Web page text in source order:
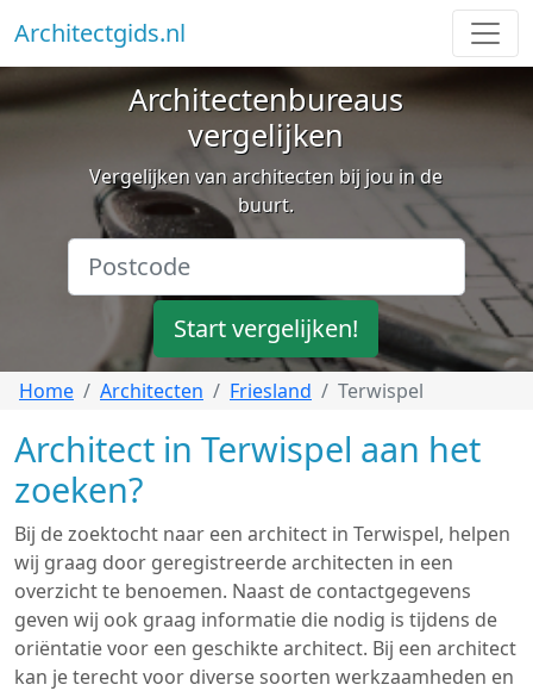
Architectgids.nl
Architectenbureaus
vergelijken
Vergelijken van architecten bij jou in de
buurt.
Start vergelijken!
Home Architecten Friesland Terwispel
Architect in Terwispel aan het
zoeken?
Bij de zoektocht naar een architect in Terwispel, helpen
wij graag door geregistreerde architecten in een
overzicht te benoemen. Naast de contactgegevens
geven wij ook graag informatie die nodig is tijdens de
oriëntatie voor een geschikte architect. Bij een architect
kan je terecht voor diverse soorten werkzaamheden en